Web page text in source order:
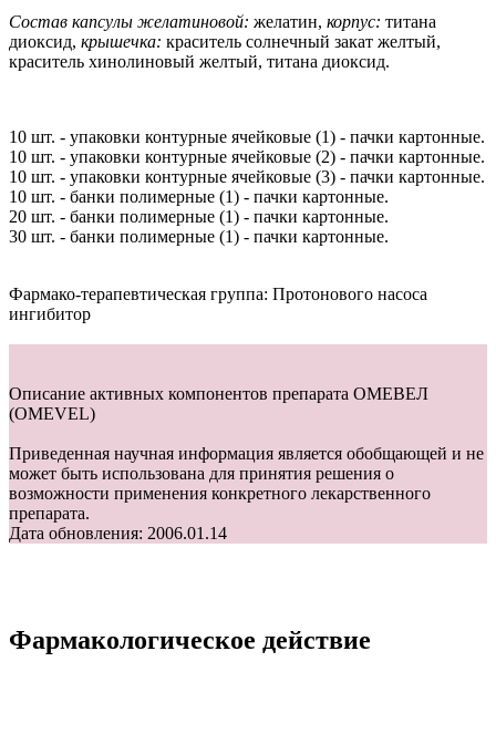
Состав капсулы желатиновой: желатин, корпус: титана
диоксид, крышечка: краситель солнечный закат желтый,
краситель хинолиновый желтый, титана диоксид.
10 шт. - упаковки контурные ячейковые (1) - пачки картонные.
10 шт. - упаковки контурные ячейковые (2) - пачки картонные.
10 шт. - упаковки контурные ячейковые (3) - пачки картонные.
10 шт. - банки полимерные (1) - пачки картонные.
20 шт. - банки полимерные (1) - пачки картонные.
30 шт. - банки полимерные (1) - пачки картонные.
Фармако-терапевтическая группа: Протонового насоса
ингибитор
Описание активных компонентов препарата ОМЕВЕЛ
(OMEVEL)
Приведенная научная информация является обобщающей и не
может быть использована для принятия решения о
возможности применения конкретного лекарственного
препарата.
Дата обновления: 2006.01.14
Фармакологическое действие